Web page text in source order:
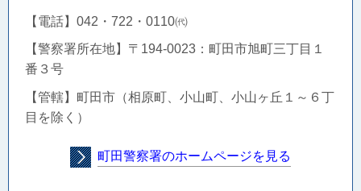
【電話】042・722・0110㈹
【警察署所在地】〒 194-0023： 町田市旭町三丁目１
番３号
【管轄】町田市（相原町、小山町、小山ヶ丘１～６丁
目を除く）
町田警察署のホームページを見る